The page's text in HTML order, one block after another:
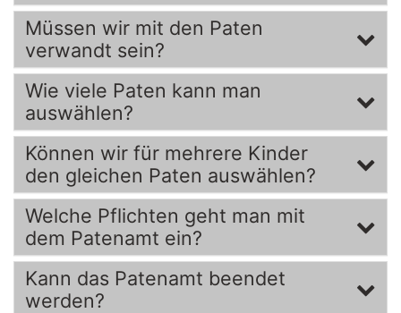
Müssen wir mit den Paten
verwandt sein?
Wie viele Paten kann man
auswählen?
Können wir für mehrere Kinder
den gleichen Paten auswählen?
Welche Pflichten geht man mit
dem Patenamt ein?
Kann das Patenamt beendet
werden?